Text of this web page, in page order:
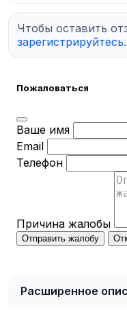
Чтобы оставить
зарегистрируйтесь.
Пожаловаться
Ваше имя
Email
Телефон
Причина жалобы
Отправить жалобу
Расширенное